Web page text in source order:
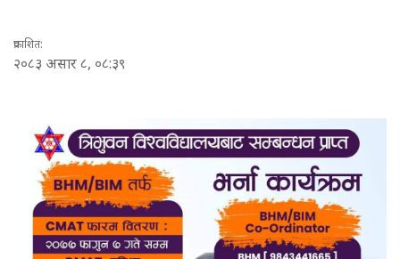
प्रकाशित:
२०८३ असार८, ०८:३९